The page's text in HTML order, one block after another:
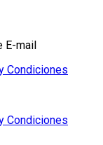
E-mail
Condiciones
Condiciones